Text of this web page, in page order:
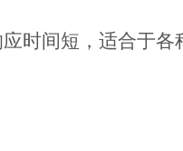
时间短，适合于各